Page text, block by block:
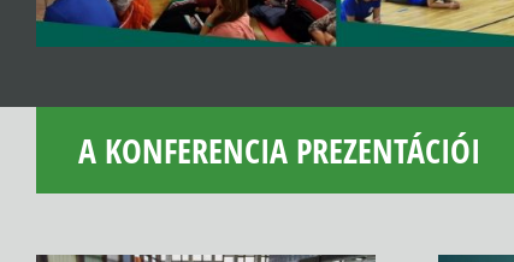
A KONFERENCIA PREZENTÁCIÓI